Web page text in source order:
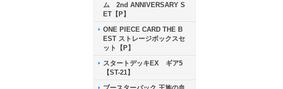
ム 2nd ANNIVERSARY S
ET【P】
ONE PIECE CARD THE B
EST ストレージボックスセ
ット【P】
スタートデッキEX ギア5
【ST-21】